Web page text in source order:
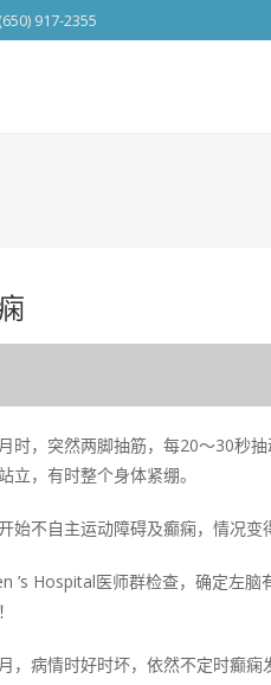
(650) 917-2355
时，突然两脚抽筋，每20～30秒
立，有时整个身体紧绷。
始不自主运动障碍及癫痫，情况
’s Hospital医师群检查，确定左
，病情时好时坏，依然不定时癫